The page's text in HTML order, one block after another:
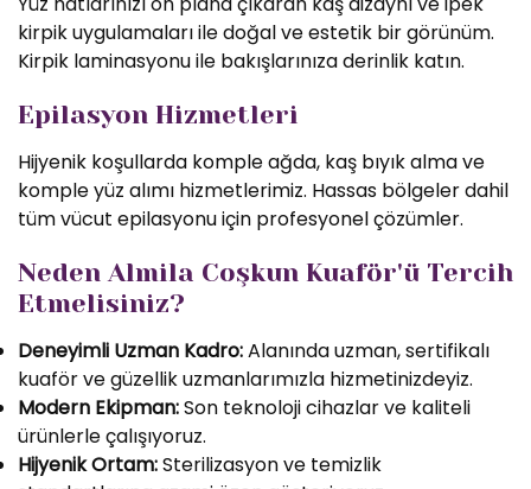
kirpik uygulamaları ile doğal ve estetik bir görünüm.
Kirpik laminasyonu ile bakışlarınıza derinlik katın.
Epilasyon Hizmetleri
Hijyenik koşullarda komple ağda, kaş bıyık alma ve
komple yüz alımı hizmetlerimiz. Hassas bölgeler dahil
tüm vücut epilasyonu için profesyonel çözümler.
Neden Almila Coşkun Kuaför'ü Tercih
Etmelisiniz?
Deneyimli Uzman Kadro:Alanında uzman, sertifikalı
kuaför ve güzellik uzmanlarımızla hizmetinizdeyiz.
Modern Ekipman:Son teknoloji cihazlar ve kaliteli
ürünlerle çalışıyoruz.
Hijyenik Ortam:Sterilizasyon ve temizlik